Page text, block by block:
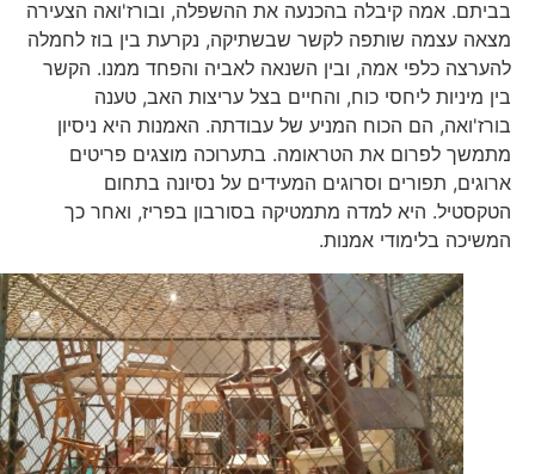
בביתם. אמה קיבלה בהכנעה את ההשפלה, ובורז'ואה הצעירה
מצאה עצמה שותפה לקשר שבשתיקה, נקרעת בין בוז לחמלה
להערצה כלפי אמה, ובין השנאה לאביה והפחד ממנו. הקשר
בין מיניות ליחסי כוח, והחיים בצל עריצות האב, טענה
בורז'ואה, הם הכוח המניע של עבודתה. האמנות היא ניסיון
מתמשך לפרום את הטראומה. בתערוכה מוצגים פריטים
ארוגים, תפורים וסרוגים המעידים על נסיונה בתחום
הטקסטיל. היא למדה מתמטיקה בסורבון בפריז, ואחר כך
המשיכה בלימודי אמנות.